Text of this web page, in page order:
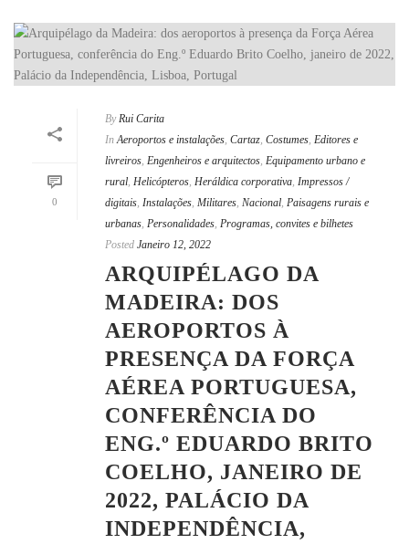
0
By Rui Carita
In Aeroportos e instalações, Cartaz, Costumes, Editores e
livreiros, Engenheiros e arquitectos, Equipamento urbano e
rural, Helicópteros, Heráldica corporativa, Impressos /
digitais, Instalações, Militares, Nacional, Paisagens rurais e
urbanas, Personalidades, Programas, convites e bilhetes
Posted Janeiro 12, 2022
ARQUIPÉLAGO DA
MADEIRA: DOS
AEROPORTOS À
PRESENÇA DA FORÇA
AÉREA PORTUGUESA,
CONFERÊNCIA DO
ENG.º EDUARDO BRITO
COELHO, JANEIRO DE
2022, PALÁCIO DA
INDEPENDÊNCIA,